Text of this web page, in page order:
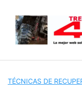
contenido
TÉCNICAS DE